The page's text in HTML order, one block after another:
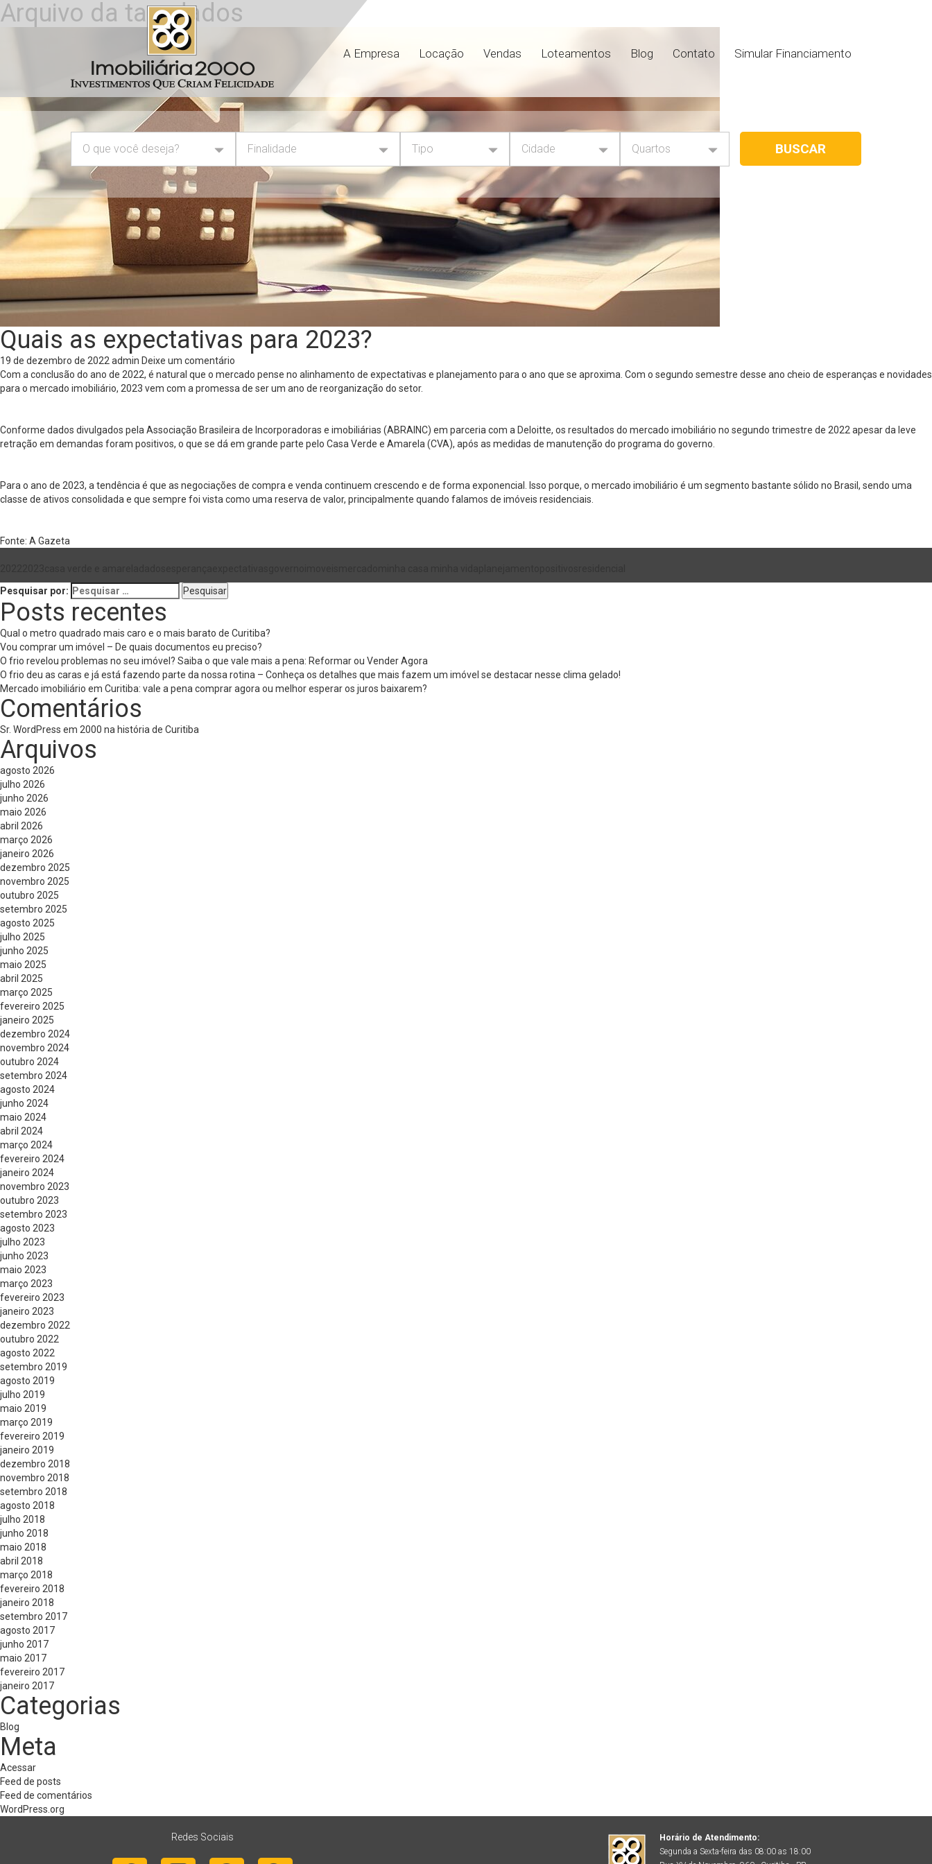
A Empresa Locação Vendas Loteamentos Blog Contato Simular Financiamento
O que você deseja? Finalidade Tipo Cidade Quartos
Arquivo da tag: dados
Quais as expectativas para 2023?
19 de dezembro de 2022 admin Deixe um comentário
Com a conclusão do ano de 2022, é natural que o mercado pense no alinhamento de expectativas e planejamento para o ano que se aproxima. Com o segundo semestre desse ano cheio de esperanças e novidades
para o mercado imobiliário, 2023 vem com a promessa de ser um ano de reorganização do setor.
Conforme dados divulgados pela Associação Brasileira de Incorporadoras e imobiliárias (ABRAINC) em parceria com a Deloitte, os resultados do mercado imobiliário no segundo trimestre de 2022 apesar da leve
retração em demandas foram positivos, o que se dá em grande parte pelo Casa Verde e Amarela (CVA), após as medidas de manutenção do programa do governo.
Para o ano de 2023, a tendência é que as negociações de compra e venda continuem crescendo e de forma exponencial. Isso porque, o mercado imobiliário é um segmento bastante sólido no Brasil, sendo uma
classe de ativos consolidada e que sempre foi vista como uma reserva de valor, principalmente quando falamos de imóveis residenciais.
Fonte: A Gazeta
Pesquisar por:
Posts recentes
Qual o metro quadrado mais caro e o mais barato de Curitiba?
Vou comprar um imóvel – De quais documentos eu preciso?
O frio revelou problemas no seu imóvel? Saiba o que vale mais a pena: Reformar ou Vender Agora
O frio deu as caras e já está fazendo parte da nossa rotina – Conheça os detalhes que mais fazem um imóvel se destacar nesse clima gelado!
Mercado imobiliário em Curitiba: vale a pena comprar agora ou melhor esperar os juros baixarem?
Comentários
Sr. WordPress em 2000 na história de Curitiba
Arquivos
agosto 2026
julho 2026
junho 2026
maio 2026
abril 2026
março 2026
janeiro 2026
dezembro 2025
novembro 2025
outubro 2025
setembro 2025
agosto 2025
julho 2025
junho 2025
maio 2025
abril 2025
março 2025
fevereiro 2025
janeiro 2025
dezembro 2024
novembro 2024
outubro 2024
setembro 2024
agosto 2024
junho 2024
maio 2024
abril 2024
março 2024
fevereiro 2024
janeiro 2024
novembro 2023
outubro 2023
setembro 2023
agosto 2023
julho 2023
junho 2023
maio 2023
março 2023
fevereiro 2023
janeiro 2023
dezembro 2022
outubro 2022
agosto 2022
setembro 2019
agosto 2019
julho 2019
maio 2019
março 2019
fevereiro 2019
janeiro 2019
dezembro 2018
novembro 2018
setembro 2018
agosto 2018
julho 2018
junho 2018
maio 2018
abril 2018
março 2018
fevereiro 2018
janeiro 2018
setembro 2017
agosto 2017
junho 2017
maio 2017
fevereiro 2017
janeiro 2017
Categorias
Blog
Meta
Acessar
Feed de posts
Feed de comentários
WordPress.org
Redes Sociais
Horário de Atendimento:
Segunda a Sexta-feira das 08:00 as 18:00